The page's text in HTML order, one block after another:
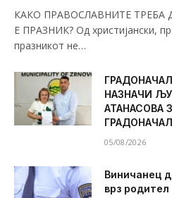
КАКО ПРАВОСЛАВНИТЕ ТРЕБА
Е ПРАЗНИК? Од христијански,
празникот не…
НАЗНАЧИ
АТАНАСОВА
05/08/2026
Виничанец
врз родител